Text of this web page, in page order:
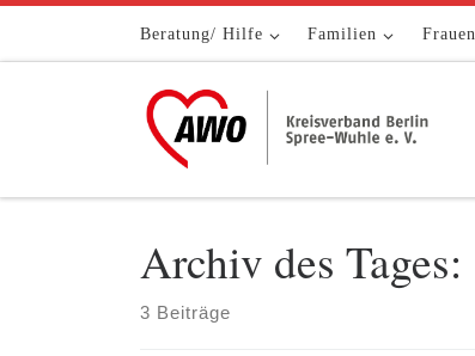
Zum Inhalt springenBeratung/ Hilfe Familien Frauen
Archiv des Tages:
3 Beiträge